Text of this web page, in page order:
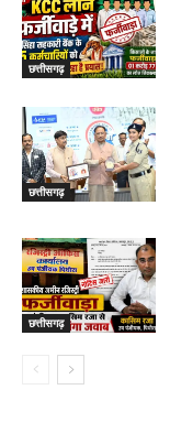
छत्तीसगढ़
छत्तीसगढ़
छत्तीसगढ़